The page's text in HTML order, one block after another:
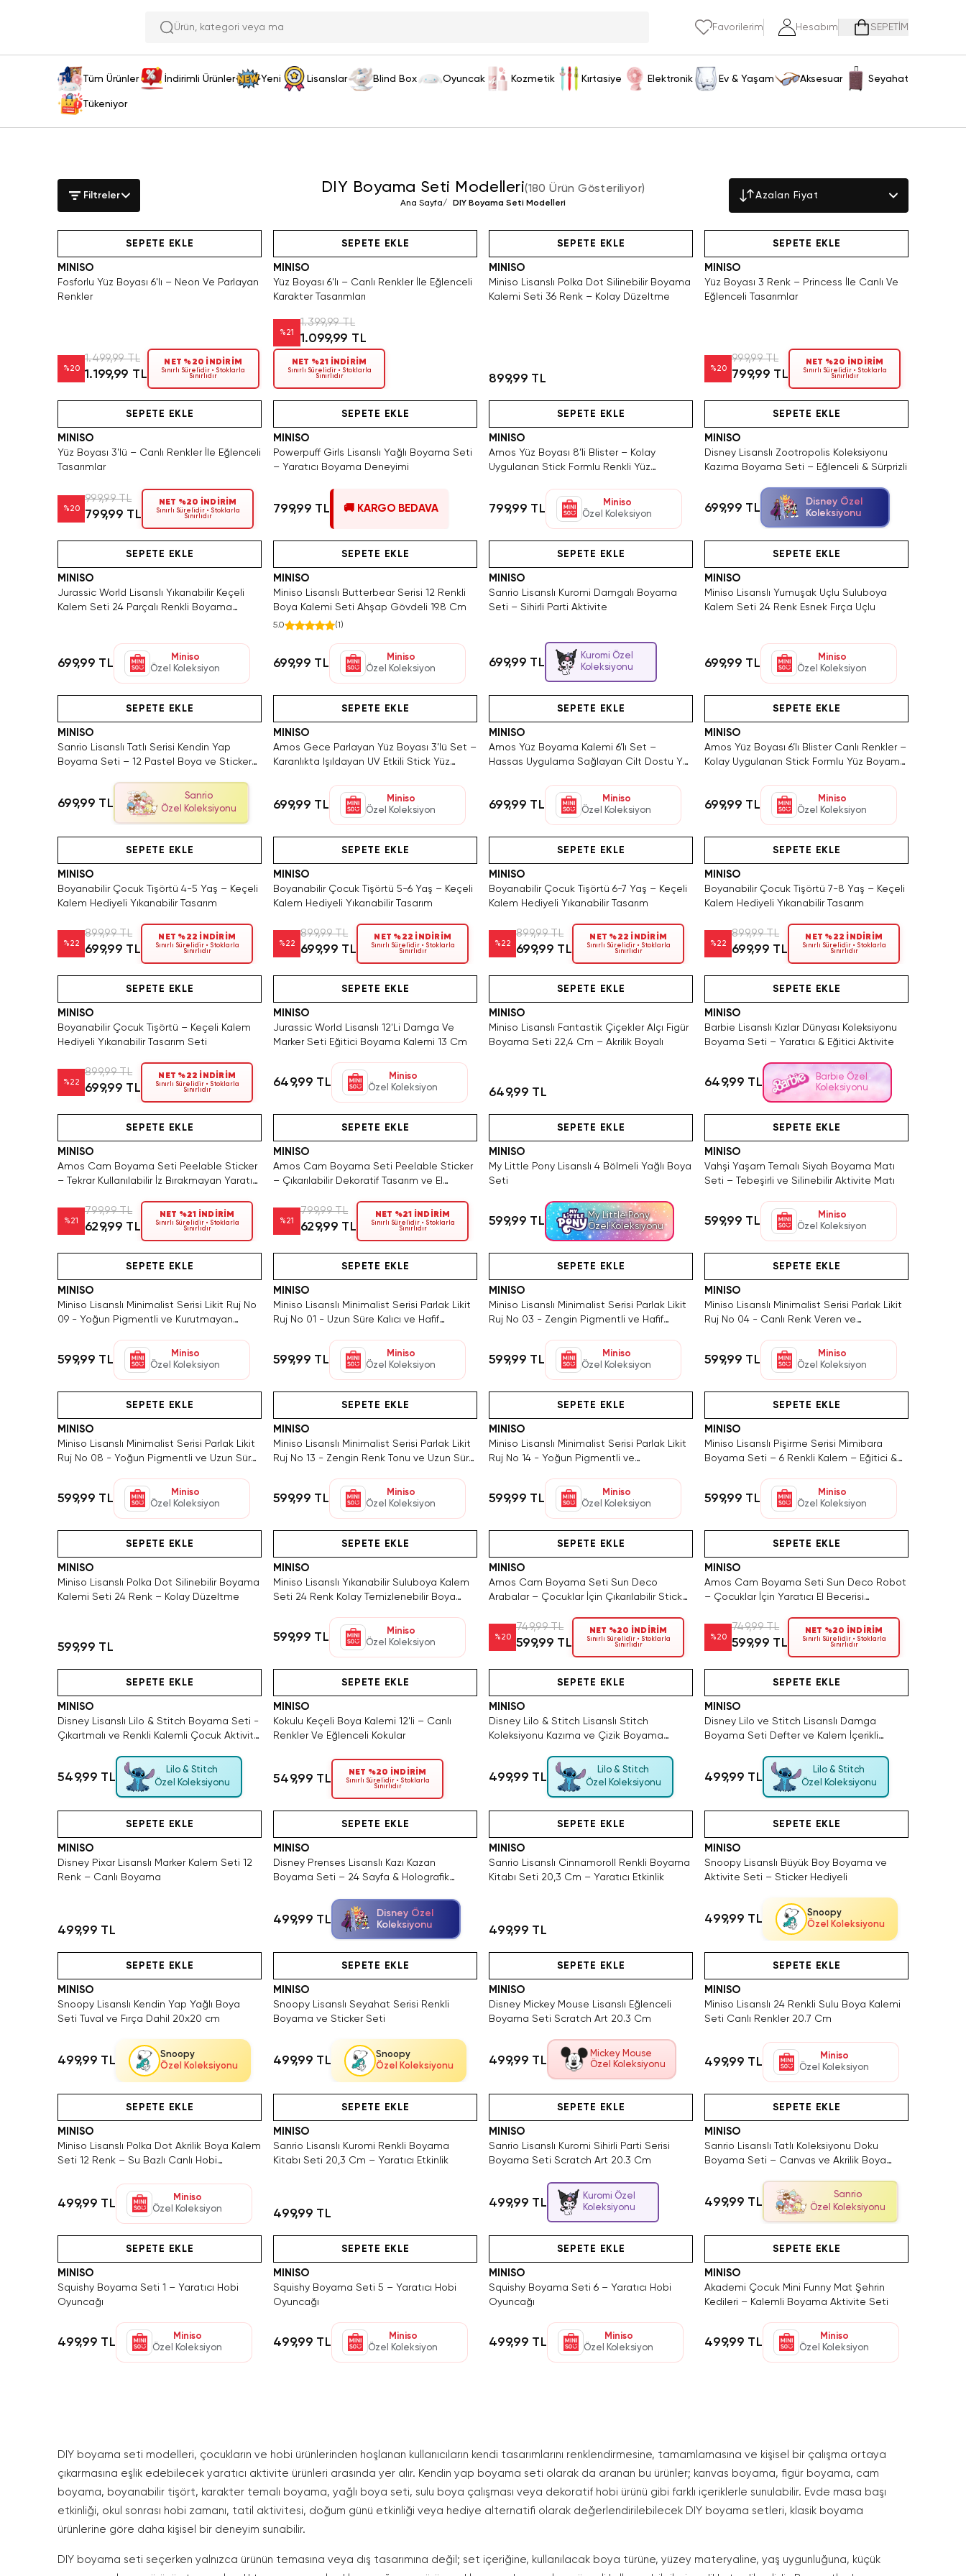
Ürün, kat Favorilerim Hesabım SEPETİM
Tüm Ürünler İndirimli Ürünler Yeni Lisanslar Blind Box Oyuncak Kozmetik Kırtasiye Elektronik Ev & Yaşam Aksesuar Seyahat
Tükeniyor
Filtreler DIY Boyama Seti Modelleri(180 Ürün Gösteriliyor)
Ana Sayfa/ DIY Boyama Seti Modelleri
Azalan Fiyat
SEPETE EKLE
MINISO
Fosforlu Yüz Boyası 6'lı – Neon Ve Parlayan
Renkler
%20
1.499,99 TL
1.199,99 TL
NET %20 İNDİRİM
Sınırlı Sürelidir • Stoklarla
Sınırlıdır
SEPETE EKLE
MINISO
Yüz Boyası 6'lı – Canlı Renkler İle Eğlenceli
Karakter Tasarımları
%21
1.399,99 TL
1.099,99 TL
NET %21 İNDİRİM
Sınırlı Sürelidir • Stoklarla
Sınırlıdır
SEPETE EKLE
MINISO
Miniso Lisanslı Polka Dot Silinebilir Boyama
Kalemi Seti 36 Renk – Kolay Düzeltme
899,99 TL
SEPETE EKLE
MINISO
Yüz Boyası 3 Renk – Princess İle Canlı Ve
Eğlenceli Tasarımlar
%20
999,99 TL
799,99 TL
NET %20 İNDİRİM
Sınırlı Sürelidir • Stoklarla
Sınırlıdır
SEPETE EKLE
MINISO
Yüz Boyası 3'lü – Canlı Renkler İle Eğlenceli
Tasarımlar
%20
999,99 TL
799,99 TL
NET %20 İNDİRİM
Sınırlı Sürelidir • Stoklarla
Sınırlıdır
SEPETE EKLE
MINISO
Powerpuff Girls Lisanslı Yağlı Boyama Seti
– Yaratıcı Boyama Deneyimi
799,99 TL 🚚 KARGO BEDAVA
SEPETE EKLE
MINISO
Amos Yüz Boyası 8’li Blister – Kolay
Uygulanan Stick Formlu Renkli Yüz
799,99 TL
Miniso
Özel Koleksiyon
SEPETE EKLE
MINISO
Disney Lisanslı Zootropolis Koleksiyonu
Kazıma Boyama Seti – Eğlenceli & Sürprizli
699,99 TL
Disney Özel
Koleksiyonu
SEPETE EKLE
MINISO
Jurassic World Lisanslı Yıkanabilir Keçeli
Kalem Seti 24 Parçalı Renkli Boyama
699,99 TL
Miniso
Özel Koleksiyon
SEPETE EKLE
MINISO
Miniso Lisanslı Butterbear Serisi 12 Renkli
Boya Kalemi Seti Ahşap Gövdeli 19.8 Cm
5.0 (1 )
699,99 TL
Miniso
Özel Koleksiyon
SEPETE EKLE
MINISO
Sanrio Lisanslı Kuromi Damgalı Boyama
Seti – Sihirli Parti Aktivite
699,99 TL
Kuromi Özel
Koleksiyonu
SEPETE EKLE
MINISO
Miniso Lisanslı Yumuşak Uçlu Suluboya
Kalem Seti 24 Renk Esnek Fırça Uçlu
699,99 TL
Miniso
Özel Koleksiyon
SEPETE EKLE
MINISO
Sanrio Lisanslı Tatlı Serisi Kendin Yap
Boyama Seti – 12 Pastel Boya ve Sticker
699,99 TL
Sanrio
Özel Koleksiyonu
SEPETE EKLE
MINISO
Amos Gece Parlayan Yüz Boyası 3’lü Set –
Karanlıkta Işıldayan UV Etkili Stick Yüz
699,99 TL
Miniso
Özel Koleksiyon
SEPETE EKLE
MINISO
Amos Yüz Boyama Kalemi 6’lı Set –
Hassas Uygulama Sağlayan Cilt Dostu Yüz
699,99 TL
Miniso
Özel Koleksiyon
SEPETE EKLE
MINISO
Amos Yüz Boyası 6’lı Blister Canlı Renkler –
Kolay Uygulanan Stick Formlu Yüz Boyama
699,99 TL
Miniso
Özel Koleksiyon
SEPETE EKLE
MINISO
Boyanabilir Çocuk Tişörtü 4-5 Yaş – Keçeli
Kalem Hediyeli Yıkanabilir Tasarım
%22
899,99 TL
699,99 TL
NET %22 İNDİRİM
Sınırlı Sürelidir • Stoklarla
Sınırlıdır
SEPETE EKLE
MINISO
Boyanabilir Çocuk Tişörtü 5-6 Yaş – Keçeli
Kalem Hediyeli Yıkanabilir Tasarım
%22
899,99 TL
699,99 TL
NET %22 İNDİRİM
Sınırlı Sürelidir • Stoklarla
Sınırlıdır
SEPETE EKLE
MINISO
Boyanabilir Çocuk Tişörtü 6-7 Yaş – Keçeli
Kalem Hediyeli Yıkanabilir Tasarım
%22
899,99 TL
699,99 TL
NET %22 İNDİRİM
Sınırlı Sürelidir • Stoklarla
Sınırlıdır
SEPETE EKLE
MINISO
Boyanabilir Çocuk Tişörtü 7-8 Yaş – Keçeli
Kalem Hediyeli Yıkanabilir Tasarım
%22
899,99 TL
699,99 TL
NET %22 İNDİRİM
Sınırlı Sürelidir • Stoklarla
Sınırlıdır
SEPETE EKLE
MINISO
Boyanabilir Çocuk Tişörtü – Keçeli Kalem
Hediyeli Yıkanabilir Tasarım Seti
%22
899,99 TL
699,99 TL
NET %22 İNDİRİM
Sınırlı Sürelidir • Stoklarla
Sınırlıdır
SEPETE EKLE
MINISO
Jurassic World Lisanslı 12'Li Damga Ve
Marker Seti Eğitici Boyama Kalemi 13 Cm
649,99 TL
Miniso
Özel Koleksiyon
SEPETE EKLE
MINISO
Miniso Lisanslı Fantastik Çiçekler Alçı Figür
Boyama Seti 22,4 Cm – Akrilik Boyalı
649,99 TL
SEPETE EKLE
MINISO
Barbie Lisanslı Kızlar Dünyası Koleksiyonu
Boyama Seti – Yaratıcı & Eğitici Aktivite
649,99 TL
Barbie Özel
Koleksiyonu
SEPETE EKLE
MINISO
Amos Cam Boyama Seti Peelable Sticker
– Tekrar Kullanılabilir İz Bırakmayan Yaratıcı
%21
799,99 TL
629,99 TL
NET %21 İNDİRİM
Sınırlı Sürelidir • Stoklarla
Sınırlıdır
SEPETE EKLE
MINISO
Amos Cam Boyama Seti Peelable Sticker
– Çıkarılabilir Dekoratif Tasarım ve El
%21
799,99 TL
629,99 TL
NET %21 İNDİRİM
Sınırlı Sürelidir • Stoklarla
Sınırlıdır
SEPETE EKLE
MINISO
My Little Pony Lisanslı 4 Bölmeli Yağlı Boya
Seti
599,99 TL
My Little Pony
Özel Koleksiyonu
SEPETE EKLE
MINISO
Vahşi Yaşam Temalı Siyah Boyama Matı
Seti – Tebeşirli ve Silinebilir Aktivite Matı
599,99 TL
Miniso
Özel Koleksiyon
SEPETE EKLE
MINISO
Miniso Lisanslı Minimalist Serisi Likit Ruj No
09 - Yoğun Pigmentli ve Kurutmayan
599,99 TL
Miniso
Özel Koleksiyon
SEPETE EKLE
MINISO
Miniso Lisanslı Minimalist Serisi Parlak Likit
Ruj No 01 - Uzun Süre Kalıcı ve Hafif
599,99 TL
Miniso
Özel Koleksiyon
SEPETE EKLE
MINISO
Miniso Lisanslı Minimalist Serisi Parlak Likit
Ruj No 03 - Zengin Pigmentli ve Hafif
599,99 TL
Miniso
Özel Koleksiyon
SEPETE EKLE
MINISO
Miniso Lisanslı Minimalist Serisi Parlak Likit
Ruj No 04 - Canlı Renk Veren ve
599,99 TL
Miniso
Özel Koleksiyon
SEPETE EKLE
MINISO
Miniso Lisanslı Minimalist Serisi Parlak Likit
Ruj No 08 - Yoğun Pigmentli ve Uzun Süre
599,99 TL
Miniso
Özel Koleksiyon
SEPETE EKLE
MINISO
Miniso Lisanslı Minimalist Serisi Parlak Likit
Ruj No 13 - Zengin Renk Tonu ve Uzun Süre
599,99 TL
Miniso
Özel Koleksiyon
SEPETE EKLE
MINISO
Miniso Lisanslı Minimalist Serisi Parlak Likit
Ruj No 14 - Yoğun Pigmentli ve
599,99 TL
Miniso
Özel Koleksiyon
SEPETE EKLE
MINISO
Miniso Lisanslı Pişirme Serisi Mimibara
Boyama Seti – 6 Renkli Kalem – Eğitici &
599,99 TL
Miniso
Özel Koleksiyon
SEPETE EKLE
MINISO
Miniso Lisanslı Polka Dot Silinebilir Boyama
Kalemi Seti 24 Renk – Kolay Düzeltme
599,99 TL
SEPETE EKLE
MINISO
Miniso Lisanslı Yıkanabilir Suluboya Kalem
Seti 24 Renk Kolay Temizlenebilir Boya
599,99 TL
Miniso
Özel Koleksiyon
SEPETE EKLE
MINISO
Amos Cam Boyama Seti Sun Deco
Arabalar – Çocuklar İçin Çıkarılabilir Sticker
%20
749,99 TL
599,99 TL
NET %20 İNDİRİM
Sınırlı Sürelidir • Stoklarla
Sınırlıdır
SEPETE EKLE
MINISO
Amos Cam Boyama Seti Sun Deco Robot
– Çocuklar İçin Yaratıcı El Becerisi
%20
749,99 TL
599,99 TL
NET %20 İNDİRİM
Sınırlı Sürelidir • Stoklarla
Sınırlıdır
SEPETE EKLE
MINISO
Disney Lisanslı Lilo & Stitch Boyama Seti -
Çıkartmalı ve Renkli Kalemli Çocuk Aktivite
549,99 TL
Lilo & Stitch
Özel Koleksiyonu
SEPETE EKLE
MINISO
Kokulu Keçeli Boya Kalemi 12'li – Canlı
Renkler Ve Eğlenceli Kokular
549,99 TL NET %20 İNDİRİM
Sınırlı Sürelidir • Stoklarla
Sınırlıdır
SEPETE EKLE
MINISO
Disney Lilo & Stitch Lisanslı Stitch
Koleksiyonu Kazıma ve Çizik Boyama
499,99 TL
Lilo & Stitch
Özel Koleksiyonu
SEPETE EKLE
MINISO
Disney Lilo ve Stitch Lisanslı Damga
Boyama Seti Defter ve Kalem İçerikli
499,99 TL
Lilo & Stitch
Özel Koleksiyonu
SEPETE EKLE
MINISO
Disney Pixar Lisanslı Marker Kalem Seti 12
Renk – Canlı Boyama
499,99 TL
SEPETE EKLE
MINISO
Disney Prenses Lisanslı Kazı Kazan
Boyama Seti – 24 Sayfa & Holografik
499,99 TL
Disney Özel
Koleksiyonu
SEPETE EKLE
MINISO
Sanrio Lisanslı Cinnamoroll Renkli Boyama
Kitabı Seti 20,3 Cm – Yaratıcı Etkinlik
499,99 TL
SEPETE EKLE
MINISO
Snoopy Lisanslı Büyük Boy Boyama ve
Aktivite Seti – Sticker Hediyeli
499,99 TL
Snoopy
Özel Koleksiyonu
SEPETE EKLE
MINISO
Snoopy Lisanslı Kendin Yap Yağlı Boya
Seti Tuval ve Fırça Dahil 20x20 cm
499,99 TL
Snoopy
Özel Koleksiyonu
SEPETE EKLE
MINISO
Snoopy Lisanslı Seyahat Serisi Renkli
Boyama ve Sticker Seti
499,99 TL
Snoopy
Özel Koleksiyonu
SEPETE EKLE
MINISO
Disney Mickey Mouse Lisanslı Eğlenceli
Boyama Seti Scratch Art 20.3 Cm
499,99 TL
Mickey Mouse
Özel Koleksiyonu
SEPETE EKLE
MINISO
Miniso Lisanslı 24 Renkli Sulu Boya Kalemi
Seti Canlı Renkler 20.7 Cm
499,99 TL
Miniso
Özel Koleksiyon
SEPETE EKLE
MINISO
Miniso Lisanslı Polka Dot Akrilik Boya Kalem
Seti 12 Renk – Su Bazlı Canlı Hobi
499,99 TL
Miniso
Özel Koleksiyon
SEPETE EKLE
MINISO
Sanrio Lisanslı Kuromi Renkli Boyama
Kitabı Seti 20,3 Cm – Yaratıcı Etkinlik
499,99 TL
SEPETE EKLE
MINISO
Sanrio Lisanslı Kuromi Sihirli Parti Serisi
Boyama Seti Scratch Art 20.3 Cm
499,99 TL
Kuromi Özel
Koleksiyonu
SEPETE EKLE
MINISO
Sanrio Lisanslı Tatlı Koleksiyonu Doku
Boyama Seti – Canvas ve Akrilik Boya
499,99 TL
Sanrio
Özel Koleksiyonu
SEPETE EKLE
MINISO
Squishy Boyama Seti 1 – Yaratıcı Hobi
Oyuncağı
499,99 TL
Miniso
Özel Koleksiyon
SEPETE EKLE
MINISO
Squishy Boyama Seti 5 – Yaratıcı Hobi
Oyuncağı
499,99 TL
Miniso
Özel Koleksiyon
SEPETE EKLE
MINISO
Squishy Boyama Seti 6 – Yaratıcı Hobi
Oyuncağı
499,99 TL
Miniso
Özel Koleksiyon
SEPETE EKLE
MINISO
Akademi Çocuk Mini Funny Mat Şehrin
Kedileri – Kalemli Boyama Aktivite Seti
499,99 TL
Miniso
Özel Koleksiyon
DIY boyama seti modelleri, çocukların ve hobi ürünlerinden hoşlanan kullanıcıların kendi tasarımlarını renklendirmesine, tamamlamasına ve kişisel bir çalışma ortaya
çıkarmasına eşlik edebilecek yaratıcı aktivite ürünleri arasında yer alır. Kendin yap boyama seti olarak da aranan bu ürünler; kanvas boyama, figür boyama, cam
boyama, boyanabilir tişört, karakter temalı boyama, yağlı boya seti, sulu boya çalışması veya dekoratif hobi ürünü gibi farklı içeriklerle sunulabilir. Evde masa başı
etkinliği, okul sonrası hobi zamanı, tatil aktivitesi, doğum günü etkinliği veya hediye alternatifi olarak değerlendirilebilecek DIY boyama setleri, klasik boyama
ürünlerine göre daha kişisel bir deneyim sunabilir.
DIY boyama seti seçerken yalnızca ürünün temasına veya dış tasarımına değil; set içeriğine, kullanılacak boya türüne, yüzey materyaline, yaş uygunluğuna, küçük